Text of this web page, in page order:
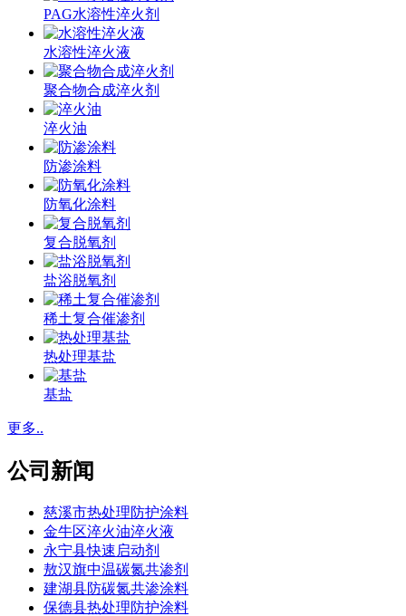
PAG水溶性淬火剂
水溶性淬火液
聚合物合成淬火剂
淬火油
防渗涂料
防氧化涂料
复合脱氧剂
盐浴脱氧剂
稀土复合催渗剂
热处理基盐
基盐
更多..
公司新闻
慈溪市热处理防护涂料
金牛区淬火油淬火液
永宁县快速启动剂
敖汉旗中温碳氮共渗剂
建湖县防碳氮共渗涂料
保德县热处理防护涂料